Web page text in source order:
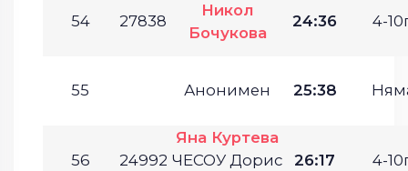
54 27838
Никол
Бочукова
24:36 4-
55 Анонимен 25:38
56 24992
Яна Куртева
ЧЕСОУ Дорис
26:17 4-